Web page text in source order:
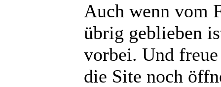
Auch wenn vom
übrig geblieben
vorbei. Und
die Site noch